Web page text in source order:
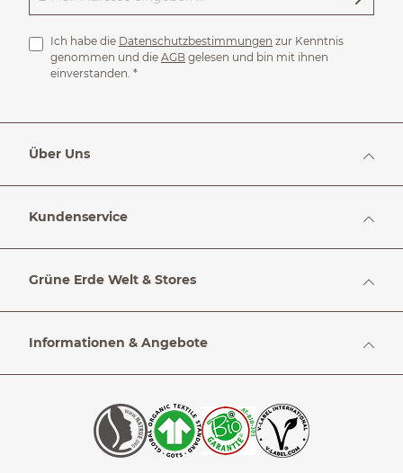
Ich habe die Datenschutzbestimmungen zur Kenntnis
genommen und die AGB gelesen und bin mit ihnen
einverstanden. *
Über Uns
Kundenservice
Grüne Erde Welt & Stores
Informationen & Angebote